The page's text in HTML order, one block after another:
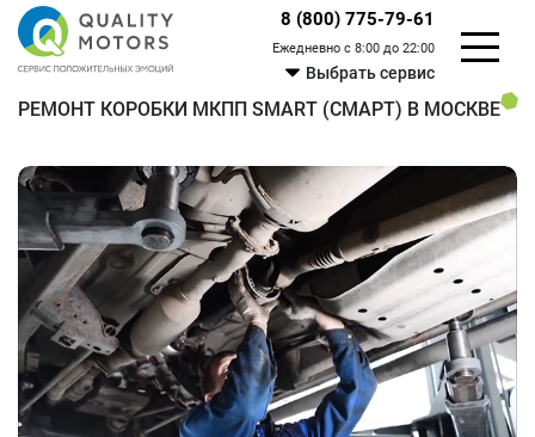
8 (800) 775-79-61
Ежедневно с 8:00 до 22:00
Выбрать сервис
РЕМОНТ КОРОБКИ МКПП SMART (СМАРТ) В МОСКВЕ